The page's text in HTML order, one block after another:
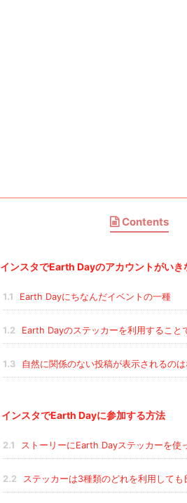
Contents
インスタでEarth Dayのアカウントがいき
1.1 Earth Dayにちなんだイベントの一種
1.2 Earth Dayのステッカーを利用すること
1.3 自然に関係のない投稿が表示されるのは
インスタでEarth Dayに参加する方法
2.1 ストーリーにEarth Dayステッカーを使
2.2 ステッカーは3種類のどれを利用しても